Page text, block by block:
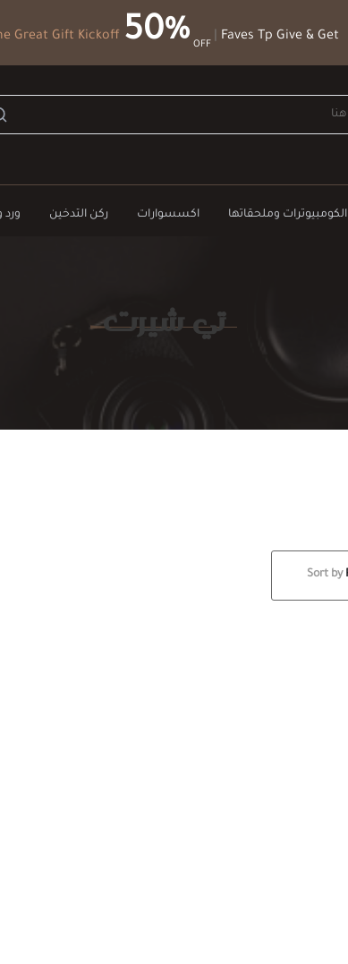
Great Gift Kickoff 50% OFF
Faves Tp Give & Get
الكومبيوترات وملحقاتها اكسسوارات ركن التدخين ورد
تي شيرت
Sort by